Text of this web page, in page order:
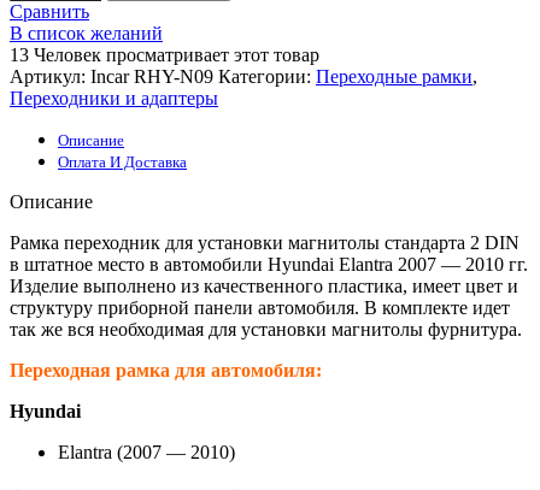
Сравнить
В список желаний
13 Человек просматривает этот товар
Артикул: Incar RHY-N09 Категории: Переходные рамки,
Переходники и адаптеры
Описание
Оплата И Доставка
Описание
Рамка переходник для установки магнитолы стандарта 2 DIN
в штатное место в автомобили Hyundai Elantra 2007 — 2010 гг.
Изделие выполнено из качественного пластика, имеет цвет и
структуру приборной панели автомобиля. В комплекте идет
так же вся необходимая для установки магнитолы фурнитура.
Переходная рамка для автомобиля:
Hyundai
Elantra (2007 — 2010)